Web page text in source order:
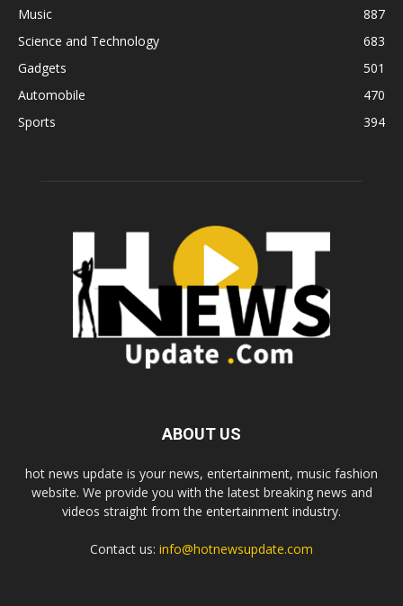
Music
887
Science and Technology
683
Gadgets
501
Automobile
470
Sports
394
ABOUT US
hot news update is your news, entertainment, music fashion
website. We provide you with the latest breaking news and
videos straight from the entertainment industry.
Contact us: info@hotnewsupdate.com